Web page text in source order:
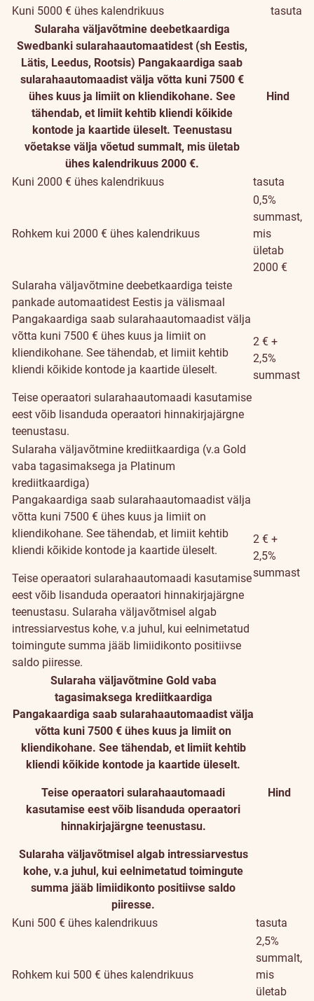
Kuni 5000 € ühes kalendrikuus
tasuta
Sularaha väljavõtmine deebetkaardiga
Swedbanki sularahaautomaatidest (sh Eestis,
Lätis, Leedus, Rootsis) Pangakaardiga saab
sularahaautomaadist välja võtta kuni 7500 €
ühes kuus ja limiit on kliendikohane. See
tähendab, et limiit kehtib kliendi kõikide
kontode ja kaartide üleselt. Teenustasu
võetakse välja võetud summalt, mis ületab
ühes kalendrikuus 2000 €.
Hind
Kuni 2000 € ühes kalendrikuus tasuta
Rohkem kui 2000 € ühes kalendrikuus
0,5%
summast,
mis
ületab
2000 €
Sularaha väljavõtmine deebetkaardiga teiste
pankade automaatidest Eestis ja välismaal
Pangakaardiga saab sularahaautomaadist välja
võtta kuni 7500 € ühes kuus ja limiit on
kliendikohane. See tähendab, et limiit kehtib
kliendi kõikide kontode ja kaartide üleselt.
Teise operaatori sularahaautomaadi kasutamise
eest võib lisanduda operaatori hinnakirjajärgne
teenustasu.
2 € +
2,5%
summast
Sularaha väljavõtmine krediitkaardiga (v.a Gold
vaba tagasimaksega ja Platinum
krediitkaardiga)
Pangakaardiga saab sularahaautomaadist välja
võtta kuni 7500 € ühes kuus ja limiit on
kliendikohane. See tähendab, et limiit kehtib
kliendi kõikide kontode ja kaartide üleselt.
Teise operaatori sularahaautomaadi kasutamise
eest võib lisanduda operaatori hinnakirjajärgne
teenustasu. Sularaha väljavõtmisel algab
intressiarvestus kohe, v.a juhul, kui eelnimetatud
toimingute summa jääb limiidikonto positiivse
saldo piiresse.
2 € +
2,5%
summast
Sularaha väljavõtmine Gold vaba
tagasimaksega krediitkaardiga
Pangakaardiga saab sularahaautomaadist välja
võtta kuni 7500 € ühes kuus ja limiit on
kliendikohane. See tähendab, et limiit kehtib
kliendi kõikide kontode ja kaartide üleselt.
Teise operaatori sularahaautomaadi
kasutamise eest võib lisanduda operaatori
hinnakirjajärgne teenustasu.
Sularaha väljavõtmisel algab intressiarvestus
kohe, v.a juhul, kui eelnimetatud toimingute
summa jääb limiidikonto positiivse saldo
piiresse.
Hind
Kuni 500 € ühes kalendrikuus tasuta
Rohkem kui 500 € ühes kalendrikuus
2,5%
summalt,
mis
ületab